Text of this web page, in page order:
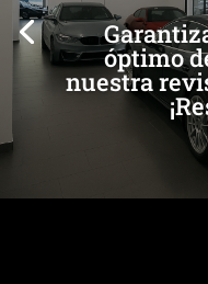
óptimo
nuestra